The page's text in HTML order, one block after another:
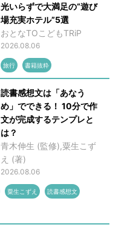
光いらずで大満足の“遊び
場充実ホテル”5選
おとなTOこどもTRiP
2026.08.06
旅行 書籍抜粋
読書感想文は「あなう
め」でできる！ 10分で作
文が完成するテンプレと
は？
青木伸生 (監修),粟生こず
え (著)
2026.08.06
粟生こずえ 読書感想文